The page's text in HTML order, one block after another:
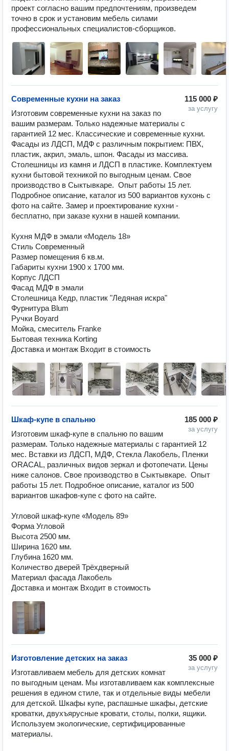
проект согласно вашим предпочтениям, произведем
точно в срок и установим мебель силами
115 000 ₽
за услугу
Современные кухни на заказ
Изготовим современные кухни на заказ по
вашим размерам. Только надежные материалы с
гарантией 12 мес. Классические и современные кухни.
Фасады из ЛДСП, МДФ с различным покрытием: ПВХ,
пластик, акрил, эмаль, шпон. Фасады из массива.
Столешницы из камня и ЛДСП в пластике. Комплектуем
кухни бытовой техникой по выгодным ценам. Свое
производство в Сыктывкаре.  Опыт работы 15 лет.
Подробное описание, каталог из 500 вариантов кухонь с
фото на сайте. Замер и проектирование кухни -
бесплатно, при заказе кухни в нашей компании.
Кухня МДФ в эмали «Модель 18»
Стиль Современный
Размер помещения 6 кв.м.
Габариты кухни 1900 х 1700 мм.
Корпус ЛДСП
Фасад МДФ в эмали
Столешница Кедр, пластик "Ледяная искра"
Фурнитура Blum
Ручки Boyard
Мойка, смеситель Franke
Бытовая техника Korting
Доставка и монтаж Входит в стоимость
185 000 ₽
за услугу
Шкаф-купе в спальню
Изготовим шкаф-купе в спальню по вашим
размерам. Только надежные материалы с гарантией 12
мес. Вставки из ЛДСП, МДФ, Стекла Лакобель, Пленки
ORACAL, различных видов зеркал и фотопечати. Цены
ниже салонов. Свое производство в Сыктывкаре.  Опыт
работы 15 лет. Подробное описание, каталог из 500
вариантов шкафов-купе с фото на сайте.
Угловой шкаф-купе «Модель 89»
Форма Угловой
Высота 2500 мм.
Ширина 1620 мм.
Глубина 1620 мм.
Количество дверей Трёхдверный
Материал фасада Лакобель
Доставка и монтаж Входит в стоимость
35 000 ₽
за услугу
Изготовление детских на заказ
Изготавливаем мебель для детских комнат
по выгодным ценам. Мы изготавливаем как комплексные
решения в едином стиле, так и отдельные виды мебели
для детской. Шкафы купе, распашные шкафы, детские
кроватки, двухъярусные кровати, столы, полки, ящики.
Используем экологические, сертифицированные
материалы.